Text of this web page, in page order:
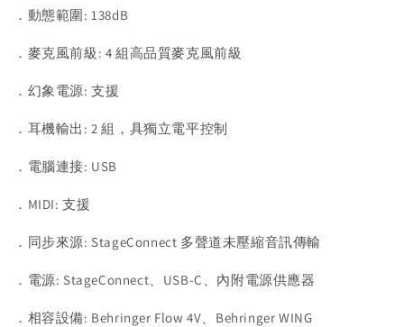
．動態範圍: 138dB
．麥克風前級: 4 組高品質麥克風前級
．幻象電源: 支援
．耳機輸出: 2 組，具獨立電平控制
．電腦連接: USB
．MIDI: 支援
．同步來源: StageConnect 多聲道未壓縮音訊傳輸
．電源: StageConnect、USB-C、內附電源供應器
．相容設備: Behringer Flow 4V、Behringer WING